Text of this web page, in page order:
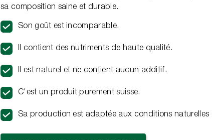
sa composition saine et durable.
Son goût est incomparable.
Il contient des nutriments de haute qualité.
Il est naturel et ne contient aucun additif.
C'est un produit purement suisse.
Sa production est adaptée aux conditions naturelles